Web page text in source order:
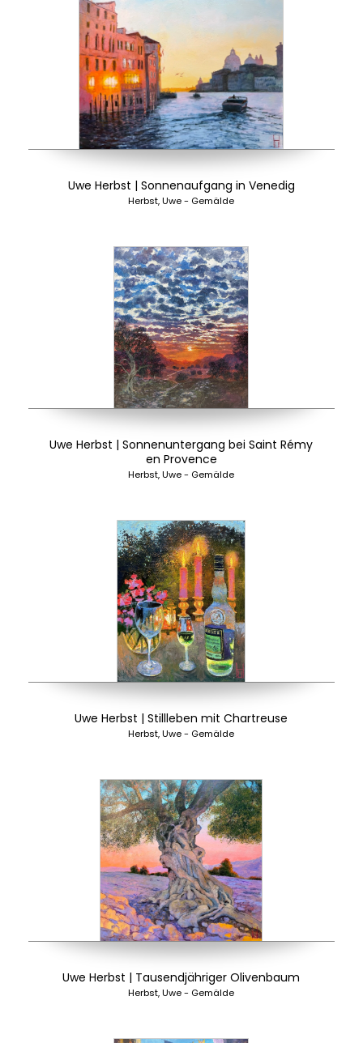
Uwe Herbst | Sonnenaufgang in Venedig
Herbst, Uwe - Gemälde
Uwe Herbst | Sonnenuntergang bei Saint Rémy
en Provence
Herbst, Uwe - Gemälde
Uwe Herbst | Stillleben mit Chartreuse
Herbst, Uwe - Gemälde
Uwe Herbst | Tausendjähriger Olivenbaum
Herbst, Uwe - Gemälde